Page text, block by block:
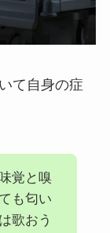
て自身の症
覚と嗅
も匂い
歌おう